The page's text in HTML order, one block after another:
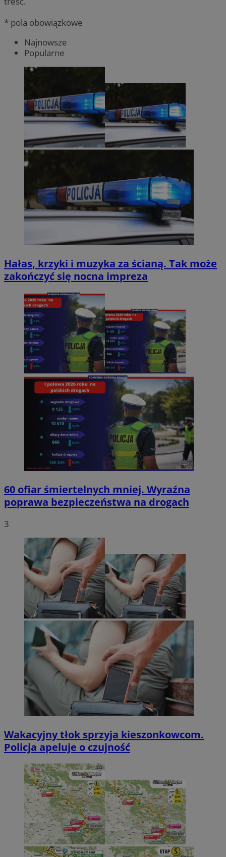
* pola obowiązkowe
Najnowsze
Popularne
Hałas, krzyki i muzyka za ścianą. Tak może
zakończyć się nocna impreza
60 ofiar śmiertelnych mniej. Wyraźna
poprawa bezpieczeństwa na drogach
3
Wakacyjny tłok sprzyja kieszonkowcom.
Policja apeluje o czujność